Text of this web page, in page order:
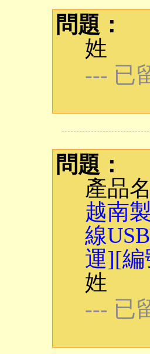
問題：
姓
--- 已
問題：
產品
越南
線
運][編
姓
--- 已